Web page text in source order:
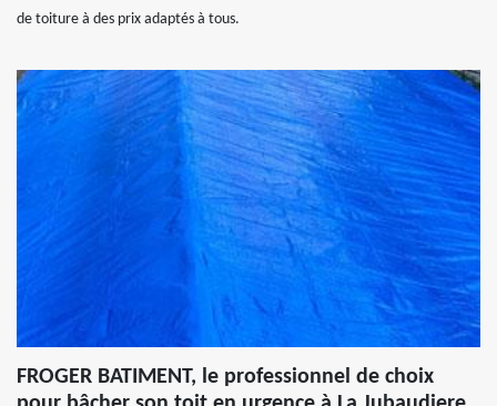
de toiture à des prix adaptés à tous.
FROGER BATIMENT, le professionnel de choix